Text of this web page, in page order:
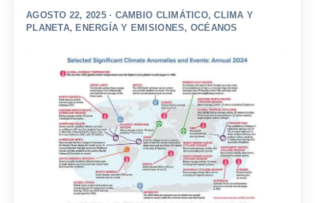
AGOSTO 22, 2025 · CAMBIO CLIMÁTICO,CLIMA Y
PLANETA, ENERGÍA Y EMISIONES, OCÉANOS